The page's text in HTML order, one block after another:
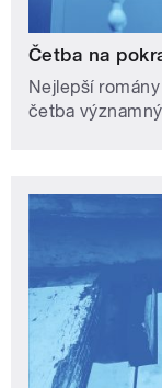
Četba na
Nejlepší
četba